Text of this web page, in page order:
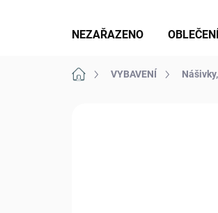
NEZAŘAZENO OBLEČENÍ
Domů VYBAVENÍ